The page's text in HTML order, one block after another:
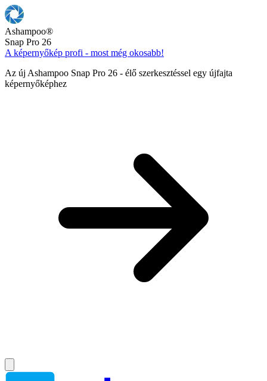
Ashampoo®
Snap Pro 26
A képernyőkép profi - most még okosabb!
Az új Ashampoo Snap Pro 26 - élő szerkesztéssel egy újfajta
képernyőképhez